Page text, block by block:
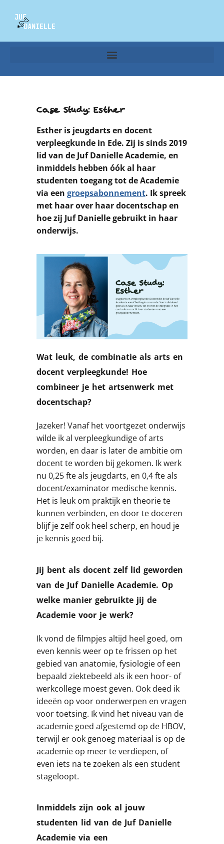
Case Study: Esther
Esther is jeugdarts en docent
verpleegkunde in Ede. Zij is sinds 2019
lid van de Juf Danielle Academie, en
inmiddels hebben óók al haar
studenten toegang tot de Academie
via een groepsabonnement. Ik spreek
met haar over haar docentschap en
hoe zij Juf Danielle gebruikt in haar
onderwijs.
Wat leuk, de combinatie als arts en
docent verpleegkunde! Hoe
combineer je het artsenwerk met
docentschap?
Jazeker! Vanaf het voortgezet onderwijs
wilde ik al verpleegkundige of arts
worden, en daar is later de ambitie om
docent te worden bij gekomen. Ik werk
nu 0,25 fte als jeugdarts, en 0,4 fte als
docent/examinator medische kennis.
Het is leuk om praktijk en theorie te
kunnen verbinden, en door te doceren
blijf je zelf ook heel scherp, en houd je
je kennis goed bij.
Jij bent als docent zelf lid geworden
van de Juf Danielle Academie. Op
welke manier gebruikte jij de
Academie voor je werk?
Ik vond de filmpjes altijd heel goed, om
even kennis weer op te frissen op het
gebied van anatomie, fysiologie of een
bepaald ziektebeeld als ik een hoor- of
werkcollege moest geven. Ook deed ik
ideeën op voor onderwerpen en vragen
voor toetsing. Ik vind het niveau van de
academie goed afgestemd op de HBOV,
terwijl er ook genoeg materiaal is op de
academie op meer te verdiepen, of
even iets na te zoeken als een student
stageloopt.
Inmiddels zijn ook al jouw
studenten lid van de Juf Danielle
Academie via een